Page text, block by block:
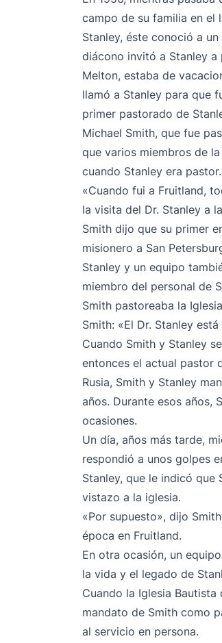
campo de su familia en el
Stanley, éste conoció a
diácono invitó a Stanley a
Melton, estaba de
llamó a Stanley para que
primer pastorado de
Michael Smith, que fue
que varios miembros de
cuando Stanley era pastor.
«Cuando fui a Fruitland,
la visita del Dr. Stanley a
Smith dijo que su primer
misionero a San
Stanley y un equipo
miembro del personal de
Smith pastoreaba la
Smith: «El Dr. Stanley
Cuando Smith y Stanley
entonces el actual pastor
Rusia, Smith y Stanley
años. Durante esos años,
ocasiones.
Un día, años más tarde,
respondió a unos golpes
Stanley, que le indicó que
vistazo a la iglesia.
«Por supuesto», dijo
época en Fruitland.
En otra ocasión, un
la vida y el legado de
Cuando la Iglesia
mandato de Smith como
al servicio en persona.